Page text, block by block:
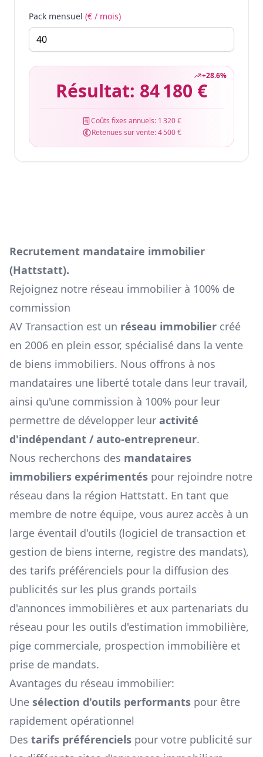
Pack mensuel (€ / mois)
+28.6%
Résultat: 84 180 €
Coûts fixes annuels: 1 320 €
Retenues sur vente:4 500 €
Recrutement mandataire immobilier
(Hattstatt).
Rejoignez notre réseau immobilier à 100% de
commission
AV Transaction est un réseau immobilier créé
en 2006 en plein essor, spécialisé dans la vente
de biens immobiliers. Nous offrons à nos
mandataires une liberté totale dans leur travail,
ainsi qu'une commission à 100% pour leur
permettre de développer leur activité
d'indépendant / auto-entrepreneur.
Nous recherchons des mandataires
immobiliers expérimentés pour rejoindre notre
réseau dans la région Hattstatt. En tant que
membre de notre équipe, vous aurez accès à un
large éventail d'outils (logiciel de transaction et
gestion de biens interne, registre des mandats),
des tarifs préférenciels pour la diffusion des
publicités sur les plus grands portails
d'annonces immobilières et aux partenariats du
réseau pour les outils d'estimation immobilière,
pige commerciale, prospection immobilière et
prise de mandats.
Avantages du réseau immobilier:
Une sélection d'outils performants pour être
rapidement opérationnel
Des tarifs préférenciels pour votre publicité sur